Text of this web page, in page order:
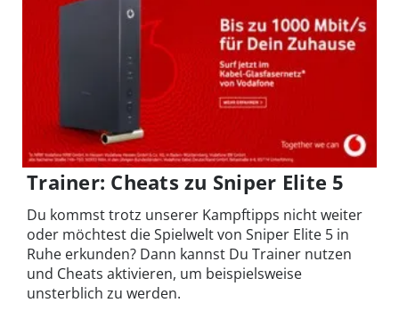
Trainer: Cheats zu Sniper Elite 5
Du kommst trotz unserer Kampftipps nicht weiter
oder möchtest die Spielwelt von Sniper Elite 5 in
Ruhe erkunden? Dann kannst Du Trainer nutzen
und Cheats aktivieren, um beispielsweise
unsterblich zu werden.